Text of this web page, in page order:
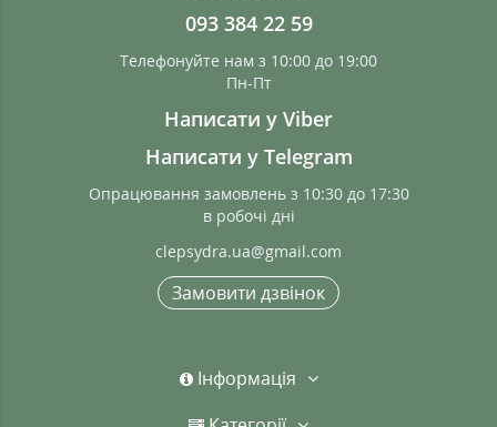
093 384 22 59
Телефонуйте нам з 10:00 до 19:00
Пн-Пт
Написати у Viber
Написати у Telegram
Опрацювання замовлень з 10:30 до 17:30
в робочі дні
clepsydra.ua@gmail.com
Замовити дзвінок
Інформація